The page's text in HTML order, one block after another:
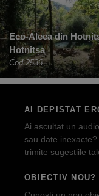
Eco-Aleea din
Hotnitsa
Cod 2536
AI DEPISTAT
Ai ascultat un
sau date
trimite sugestiile
OBIECTIV NOU?